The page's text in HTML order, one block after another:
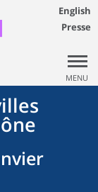
English
Presse
MENU